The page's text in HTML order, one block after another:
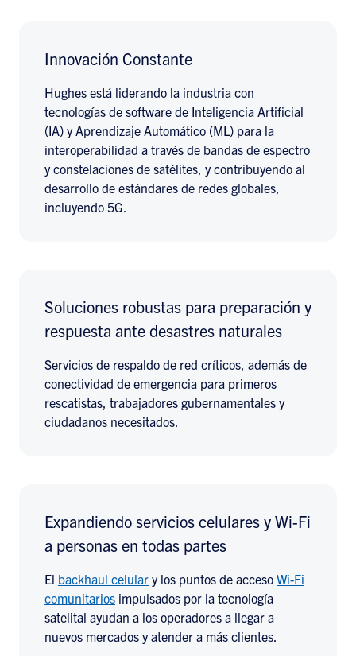
Innovación Constante
Hughes está liderando la industria con
tecnologías de software de Inteligencia Artificial
(IA) y Aprendizaje Automático (ML) para la
interoperabilidad a través de bandas de espectro
y constelaciones de satélites, y contribuyendo al
desarrollo de estándares de redes globales,
incluyendo 5G.
Soluciones robustas para preparación y
respuesta ante desastres naturales
Servicios de respaldo de red críticos, además de
conectividad de emergencia para primeros
rescatistas, trabajadores gubernamentales y
ciudadanos necesitados.
Expandiendo servicios celulares y Wi-Fi
a personas en todas partes
El backhaul celular y los puntos de acceso Wi-Fi
comunitarios impulsados por la tecnología
satelital ayudan a los operadores a llegar a
nuevos mercados y atender a más clientes.